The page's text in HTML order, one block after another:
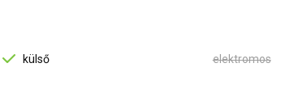
külső elektromos